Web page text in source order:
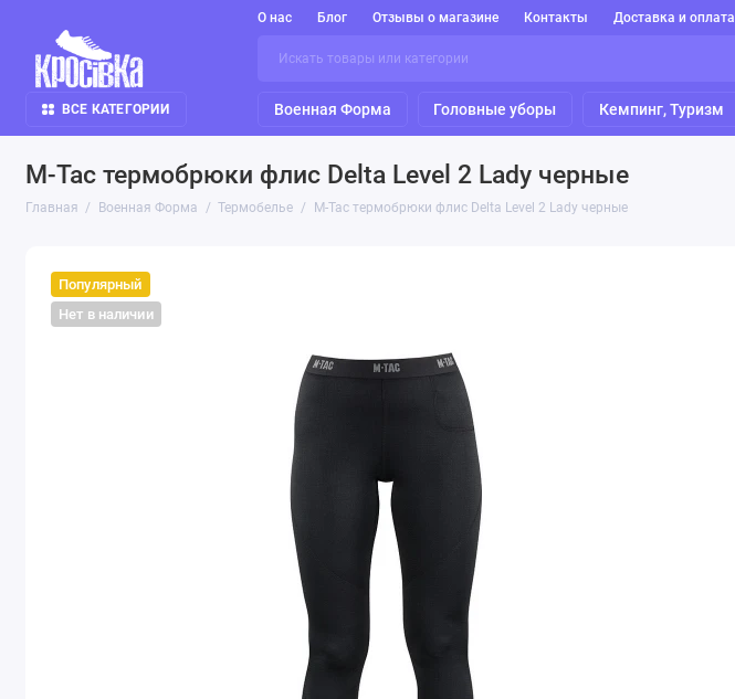
О нас Блог Отзывы о магазине Контакты Доставка и оплата
ВСЕ КАТЕГОРИИ Военная Форма Головные уборы Кемпинг, Туризм
M-Tac термобрюки флис Delta Level 2 Lady черные
Главная Военная Форма Термобелье M-Tac термобрюки флис Delta Level 2 Lady черные
Популярный
Нет в наличии